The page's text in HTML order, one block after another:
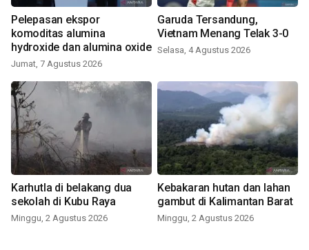
Pelepasan ekspor
komoditas alumina
hydroxide dan alumina oxide
Jumat, 7 Agustus 2026
Garuda Tersandung,
Vietnam Menang Telak 3-0
Selasa, 4 Agustus 2026
Karhutla di belakang dua
sekolah di Kubu Raya
Minggu, 2 Agustus 2026
Kebakaran hutan dan lahan
gambut di Kalimantan Barat
Minggu, 2 Agustus 2026